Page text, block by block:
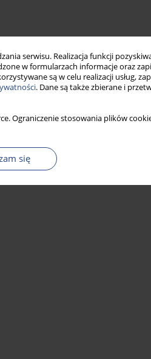
serwisu. Realizacja funkcji
w formularzach informacje oraz
są w celu realizacji usług,
. Dane są także zbierane i
Ograniczenie stosowania plików
się